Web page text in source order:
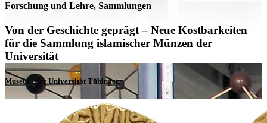
Forschung und Lehre, Sammlungen
Von der Geschichte geprägt – Neue Kostbarkeiten
für die Sammlung islamischer Münzen der
Universität
Museum der Universität Tübingen